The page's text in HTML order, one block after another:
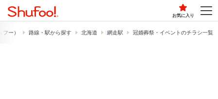
お気に入り
ー） 路線・駅から探す 北海道 網走駅 冠婚葬祭・イベントのチラシ一覧